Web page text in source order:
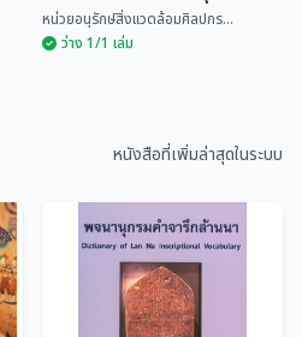
แหล่งศิลปกรรมอำเภอพุนพิน
หน่วยอนุรักษ์สิ่งแวดล้อมศิลปกร...
ว่าง 1/1 เล่ม
หนังสือที่เพิ่มล่าสุดในระบบ